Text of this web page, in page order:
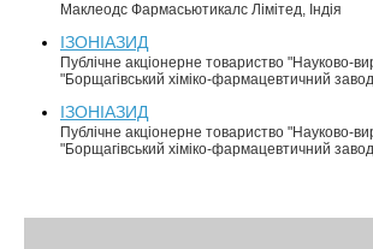
Маклеодс Фармасьютикалс Лімітед, Індія
ІЗОНІАЗИД
Публічне акціонерне товариство "Науково-
"Борщагівський хіміко-фармацевтичний
ІЗОНІАЗИД
Публічне акціонерне товариство "Науково-
"Борщагівський хіміко-фармацевтичний